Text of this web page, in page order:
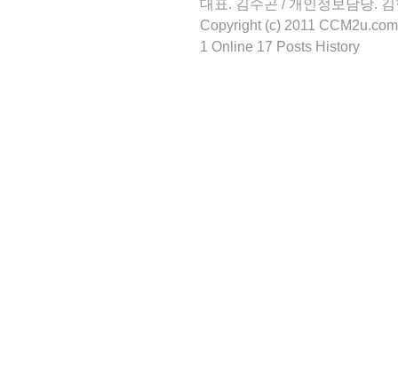
대표. 김수곤 / 개인정보담당.
Copyright (c) 2011
1 Online 17 Posts History